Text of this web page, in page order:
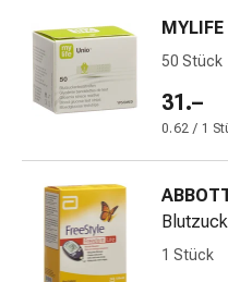
Nieren-
Schmerzen
Fieber
Migräne
MYLIFE
50 Stück
31.–
0.62 / 1
1 Stück